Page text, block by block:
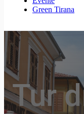
Green Tirana
Tur